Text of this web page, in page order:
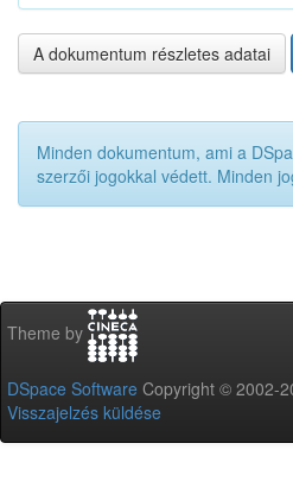
A dokumentum részletes adatai
Minden dokumentum, ami a
szerzői jogokkal védett. Minden
Theme by
DSpace Software Copyright © 2002-
Visszajelzés küldése